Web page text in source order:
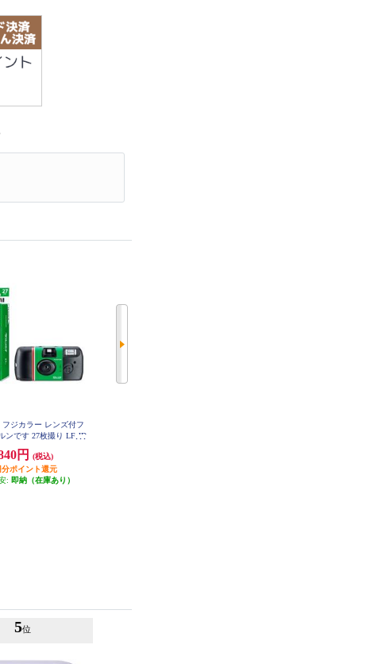
フジカラー レンズ付フ
ンです 27枚撮り LF-JD
円
(税込)
分ポイント還元
: 即納（在庫あり）
5位